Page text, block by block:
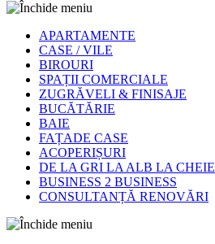
APARTAMENTE
CASE / VILE
BIROURI
SPAȚII COMERCIALE
ZUGRĂVELI & FINISAJE
BUCĂTĂRIE
BAIE
FAȚADE CASE
ACOPERIȘURI
DE LA GRI LA ALB LA CHEIE
BUSINESS 2 BUSINESS
CONSULTANȚĂ RENOVĂRI